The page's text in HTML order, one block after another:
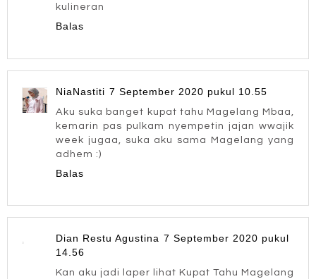
kulineran
Balas
NiaNastiti 7 September 2020 pukul 10.55
Aku suka banget kupat tahu Magelang Mbaa,
kemarin pas pulkam nyempetin jajan wwajik
week jugaa, suka aku sama Magelang yang
adhem :)
Balas
Dian Restu Agustina 7 September 2020 pukul
14.56
Kan aku jadi laper lihat Kupat Tahu Magelang